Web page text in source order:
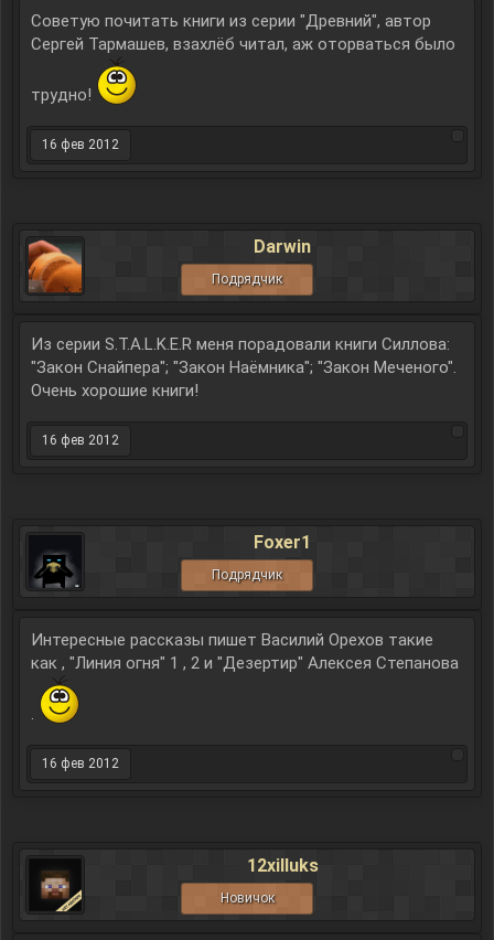
Советую почитать книги из серии "Древний", автор
Сергей Тармашев, взахлёб читал, аж оторваться было
трудно!
16 фев 2012
Darwin
Подрядчик
Из серии S.T.A.L.K.E.R меня порадовали книги Силлова:
"Закон Снайпера"; "Закон Наёмника"; "Закон Меченого".
Очень хорошие книги!
16 фев 2012
Foxer1
Подрядчик
Интересные рассказы пишет Василий Орехов такие
как , "Линия огня" 1 , 2 и "Дезертир" Алексея Степанова
.
16 фев 2012
12xilluks
Новичок